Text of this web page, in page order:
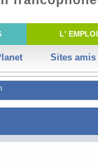
L' EMPLOI
Sites amis